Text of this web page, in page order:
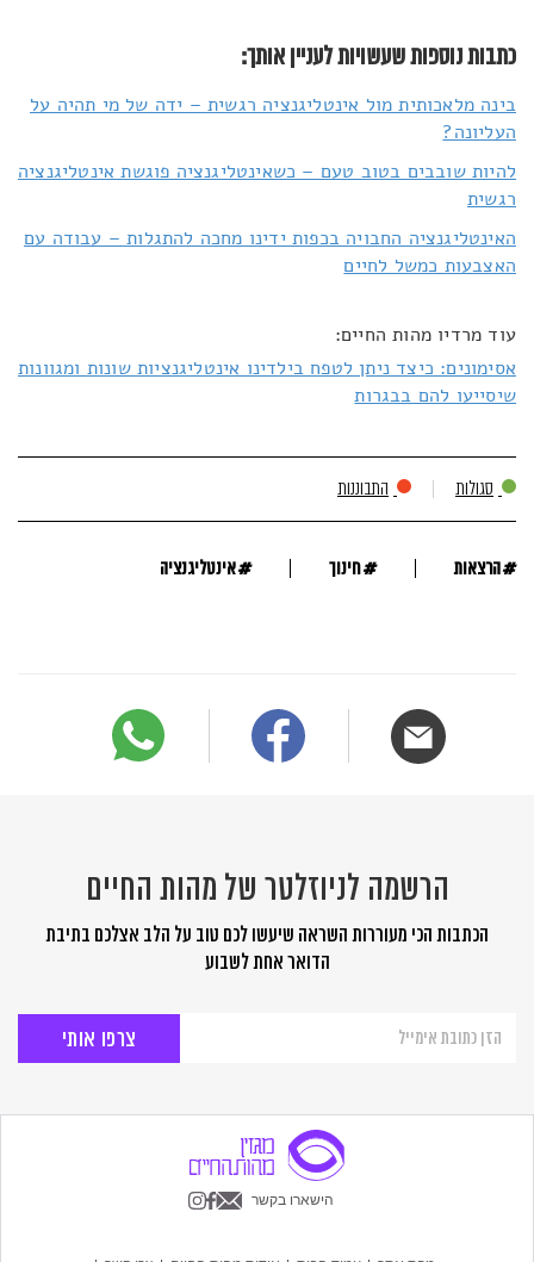
כתבות נוספות שעשויות לעניין אותך:
בינה מלאכותית מול אינטליגנציה רגשית – ידה של מי תהיה על
העליונה?
להיות שובבים בטוב טעם – כשאינטליגנציה פוגשת אינטליגנציה
רגשית
האינטליגנציה החבויה בכפות ידינו מחכה להתגלות – עבודה עם
האצבעות כמשל לחיים
עוד מרדיו מהות החיים:
אסימונים: כיצד ניתן לטפח בילדינו אינטליגנציות שונות ומגוונות
שיסייעו להם בבגרות
סגולות התבוננות
#הרצאות #חינוך #אינטליגנציה
הרשמה לניוזלטר של מהות החיים
הכתבות הכי מעוררות השראה שיעשו לכם טוב על הלב אצלכם בתיבת
הדואר אחת לשבוע
לניוזלטר
החיים
הישארו בקשר